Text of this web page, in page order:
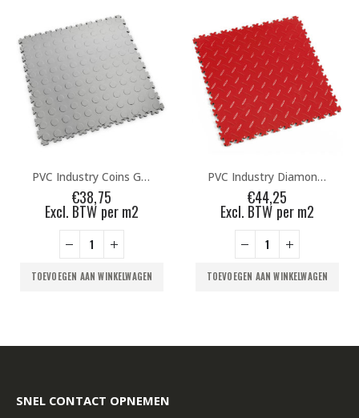
PVC Industry Diamonds Rosso Red
€44,25
Excl. BTW per m2
TOEVOEGEN AAN WINKELWAGEN
PVC Invisible Snakeskin Blue
€44,25
Excl. BTW per m2
TOEVOEGEN AAN WINKELWAGEN
SNEL CONTACT OPNEMEN